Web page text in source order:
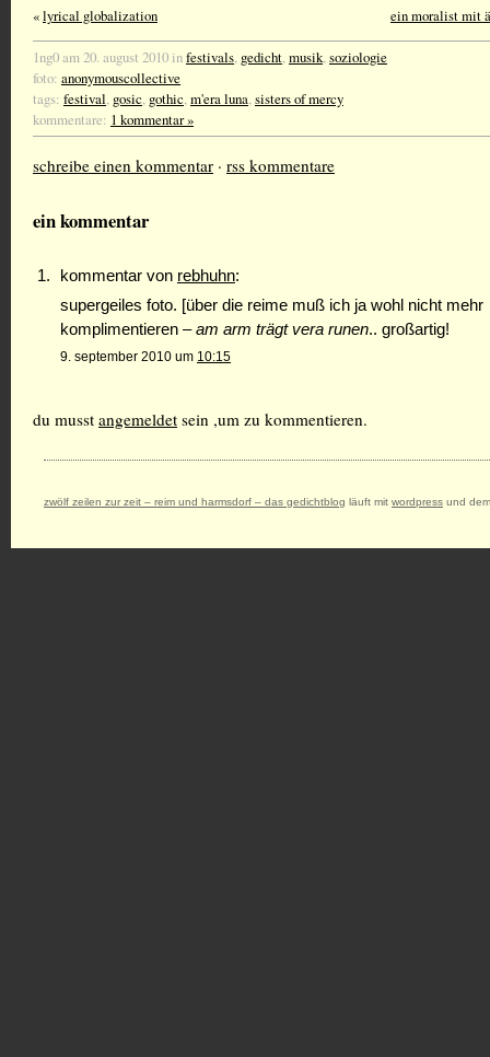
«lyrical globalization ein moralist mit
1ng0 am 20. august 2010 infestivals, gedicht,musik,soziologie
foto: anonymouscollective
tags: festival, gosic, gothic,m'era luna,sisters of mercy
kommentare: 1 kommentar »
schreibe einen kommentar · rss kommentare
ein kommentar
kommentar von rebhuhn:
supergeiles foto. [über die reime muß ich ja wohl nicht mehr
komplimentieren –am arm trägt vera runen.. großartig!
9. september 2010 um 10:15
du musst angemeldet sein ,um zu kommentieren.
zwölf zeilen zur zeit – reim und harmsdorf – das gedichtblog läuft mit wordpress und